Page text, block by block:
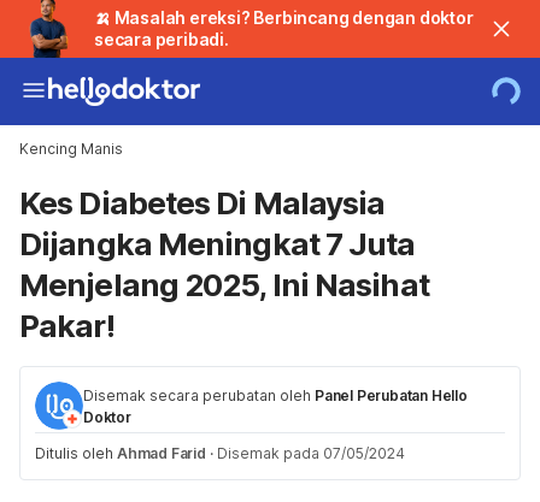
🍌 Masalah ereksi? Berbincang dengan doktor
secara peribadi.
Kencing Manis
Kes Diabetes Di Malaysia
Dijangka Meningkat 7 Juta
Menjelang 2025, Ini Nasihat
Pakar!
Disemak secara perubatan oleh Panel Perubatan Hello
Doktor
Ditulis oleh Ahmad Farid · Disemak pada 07/05/2024